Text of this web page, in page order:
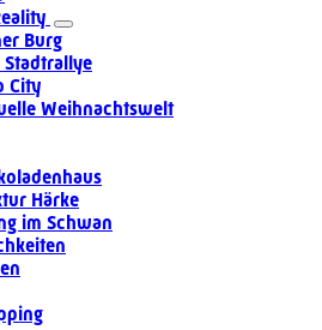
Burg
Stadtrallye
City
Weihnachtswelt
Härke
im Schwan